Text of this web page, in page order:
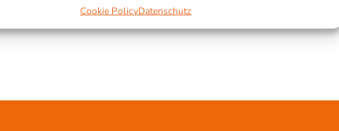
Cookie PolicyDatenschutz
Den kann ich heute wieder in vollen Zügen
und Kontraste verblassen, ist das nicht